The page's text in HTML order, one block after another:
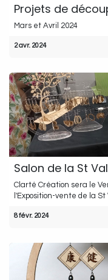
Projets de
Mars et Avril 2024
2 avr. 2024
Salon de la St
Clarté Création sera le
l'Exposition-vente de la
8 févr. 2024